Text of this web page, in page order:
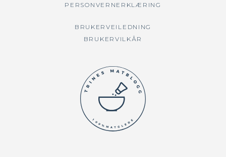
PERSONVERNERKLÆRING
BRUKERVEILEDNING
BRUKERVILKÅR